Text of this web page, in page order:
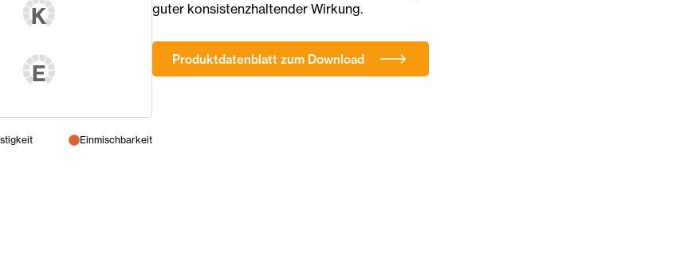
K
E
Einmischbarkeit
guter konsistenzhaltender Wirkung.
Produktdatenblatt zum Download